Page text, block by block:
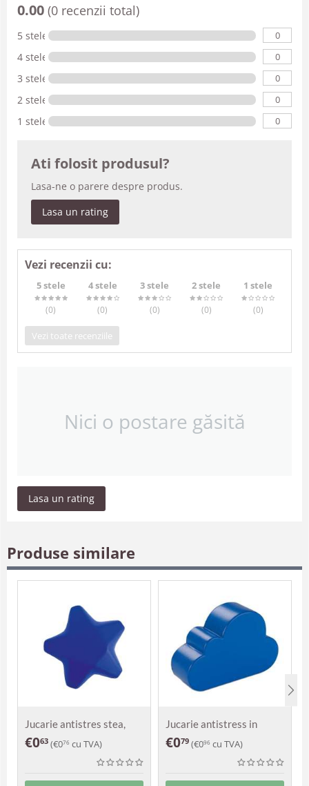
0.00 (0 recenzii total)
5 stele 0
4 stele 0
3 stele 0
2 stele 0
1 stele 0
Ati folosit produsul?
Lasa-ne o parere despre produs.
Lasa un rating
Vezi recenzii cu:
5 stele
(0)
4 stele
(0)
3 stele
(0)
2 stele
(0)
1 stele
(0)
Vezi toate recenziile
Nici o postare găsită
Lasa un rating
Produse similare
Jucarie antistres stea,
Astra
€063 (€076 cu TVA)
Jucarie antistress in
forma de nor
€079 (€096 cu TVA)